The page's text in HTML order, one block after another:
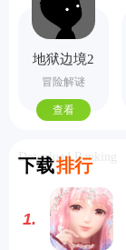
地狱边境2
手机版
冒险解谜
查看
下载排行
Download Ranking
1.